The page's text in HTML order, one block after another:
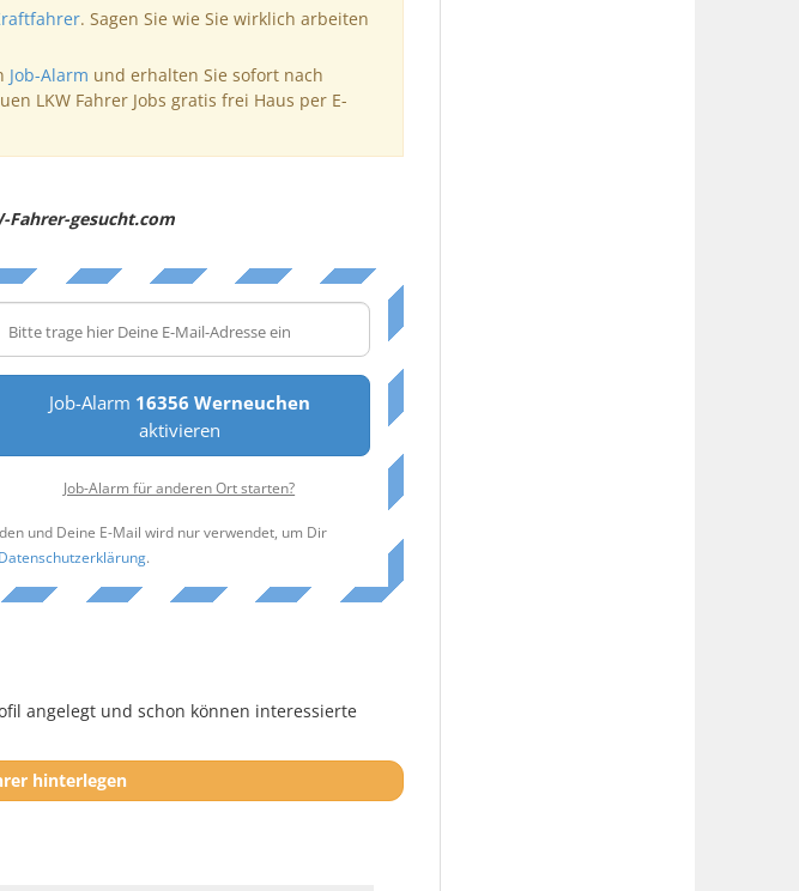
. Sagen Sie wie Sie wirklich arbeiten
Job-Alarm und erhalten Sie sofort nach
LKW Fahrer Jobs gratis frei Haus per E-
Fahrer-gesucht.com
Job-Alarm 16356 Werneuchen
aktivieren
Job-Alarm für anderen Ort starten?
und Deine E-Mail wird nur verwendet, um Dir
Datenschutzerklärung.
angelegt und schon können interessierte
als Fahrer hinterlegen